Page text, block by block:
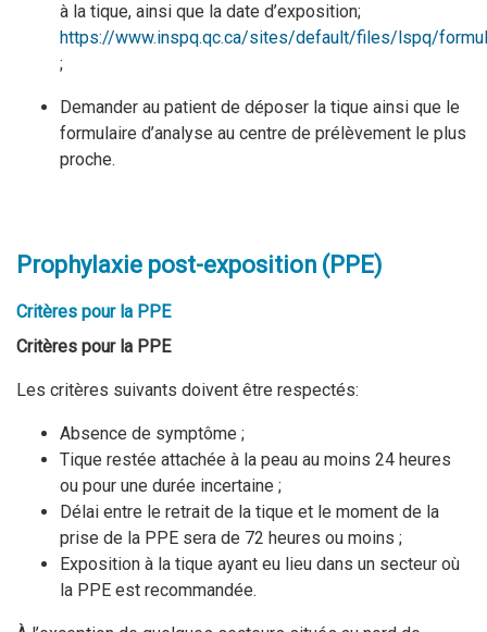
à la tique, ainsi que la date d’exposition;
https://www.inspq.qc.ca/sites/default/files/lspq/
;
Demander au patient de déposer la tique ainsi que le
formulaire d’analyse au centre de prélèvement le plus
proche.
Prophylaxie post-exposition (PPE)
Critères pour la PPE
Critères pour la PPE
Les critères suivants doivent être respectés:
Absence de symptôme ;
Tique restée attachée à la peau au moins 24 heures
ou pour une durée incertaine ;
Délai entre le retrait de la tique et le moment de la
prise de la PPE sera de 72 heures ou moins ;
Exposition à la tique ayant eu lieu dans un secteur où
la PPE est recommandée.